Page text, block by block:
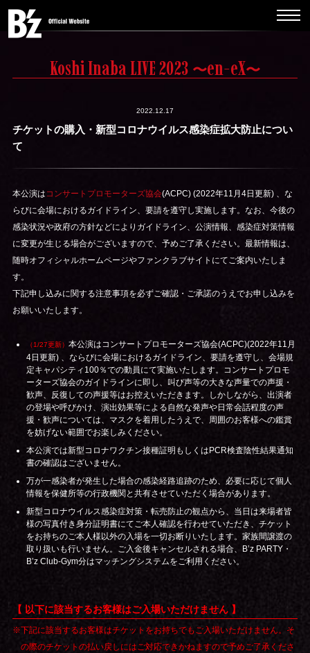
Koshi Inaba LIVE 2023 〜en-eX〜
2022.12.17
チケットの購入・新型コロナウイルス感染症拡大防止につい
て
本公演はコンサートプロモーターズ協会(ACPC) (2022年11月4日更新) 、な
らびに会場におけるガイドライン、要請を遵守し実施します。なお、今後の
感染状況や政府の方針などによりガイドライン、公演情報、感染症対策情報
に変更が生じる場合がございますので、予めご了承ください。最新情報は、
随時オフィシャルホームページやファンクラブサイトにてご案内いたしま
す。
下記申し込みに関する注意事項を必ずご確認・ご承諾のうえでお申し込みを
お願いいたします。
（1/27更新） 本公演はコンサートプロモーターズ協会(ACPC)(2022年11月
4日更新) 、ならびに会場におけるガイドライン、要請を遵守し、会場規
定キャパシティ100％での動員にて実施いたします。コンサートプロモ
ーターズ協会のガイドラインに即し、叫び声等の大きな声量での声援・
歓声、反復しての声援等はお控えいただきます。しかしながら、出演者
の登場や呼びかけ、演出効果等による自然な発声や日常会話程度の声
援・歓声については、マスクを着用したうえで、周囲のお客様への鑑賞
を妨げない範囲でお楽しみください。
本公演では新型コロナワクチン接種証明もしくはPCR検査陰性結果通知
書の確認はございません。
万が一感染者が発生した場合の感染経路追跡のため、必要に応じて個人
情報を保健所等の行政機関と共有させていただく場合があります。
新型コロナウイルス感染症対策・転売防止の観点から、当日は来場者皆
様の写真付き身分証明書にてご本人確認を行わせていただき、チケット
をお持ちのご本人様以外の入場を一切お断りいたします。家族間譲渡の
取り扱いも行いません。ご入金後キャンセルされる場合、B’z PARTY・
B’z Club-Gym分はマッチングシステムをご利用ください。
【 以下に該当するお客様はご入場いただけません 】
※下記に該当するお客様はチケットをお持ちでもご入場いただけません。そ
の際のチケットの払い戻しにはご対応できかねますので予めご了承くださ